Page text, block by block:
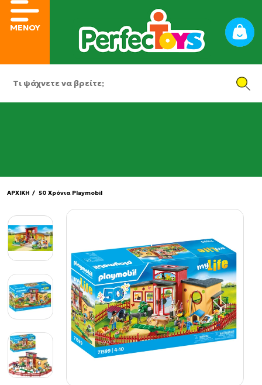
ΜΕΝΟΥ
ΑΡΧΙΚΗ / 50 Χρόνια Playmobil